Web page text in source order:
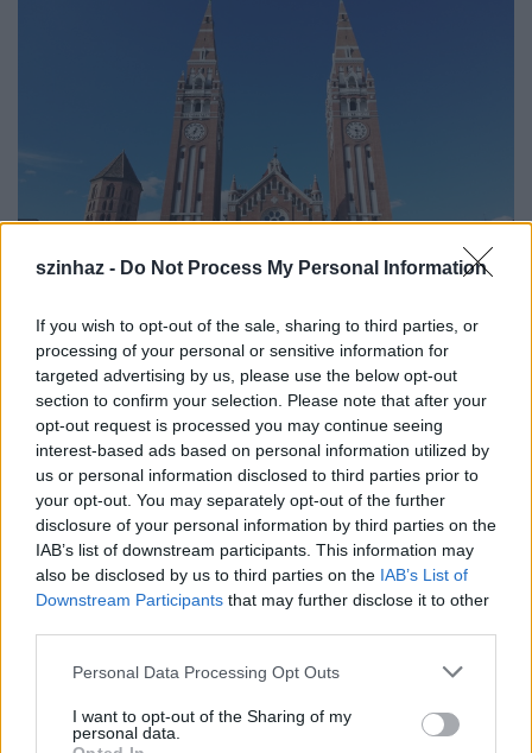
szinhaz - Do Not Process My Personal Information
If you wish to opt-out of the sale, sharing to third parties, or
processing of your personal or sensitive information for
targeted advertising by us, please use the below opt-out
section to confirm your selection. Please note that after your
opt-out request is processed you may continue seeing
interest-based ads based on personal information utilized by
us or personal information disclosed to third parties prior to
your opt-out. You may separately opt-out of the further
disclosure of your personal information by third parties on the
IAB’s list of downstream participants. This information may
also be disclosed by us to third parties on the IAB’s List of
Downstream Participants that may further disclose it to other
Please note that this website/app uses one or more Google
not limited to your visit or usage behaviour. You may click to
grant or deny consent to Google and its third-party tags to
Personal Data Processing Opt Outs
I want to opt-out of the Sharing of my
personal data.
Épül a Dóm téri szabadtéri színpad
mtothorsi•2020. július 16.
Megkezdődött a Szegedi Szabadtéri Játékok Dóm
téri játszóhelyének építése. A fesztivál ikonikus
helyszínének számító téren elsőként ...